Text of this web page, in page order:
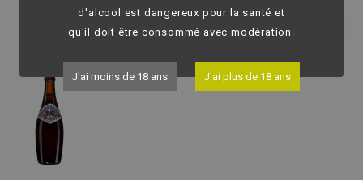
d'alcool est dangereux pour la santé et
qu'il doit être consommé avec modération.
J'ai moins de 18 ans J'ai plus de 18 ans